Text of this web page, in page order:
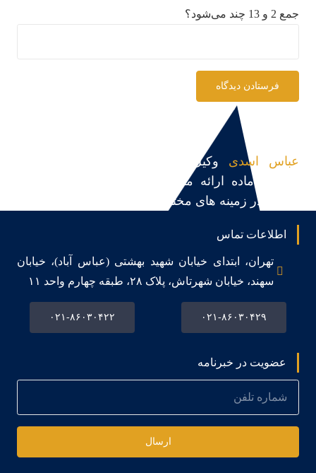
جمع 2 و 13 چند می‌شود؟
فرستادن دیدگاه
عباس اسدی وکیل پایه یک دادگستری و مشاور
حقوقی،آماده ارائه مشاوره حقوقی، قبول و پیگیری
پرونده در زمینه های مختلف می باشد.
اطلاعات تماس
تهران، ابتدای خیابان شهید بهشتی (عباس آباد)، خیابان
سهند، خیابان شهرتاش، پلاک ۲۸، طبقه چهارم واحد ۱۱
۰۲۱-۸۶۰۳۰۴۲۹ ۰۲۱-۸۶۰۳۰۴۲۲
عضویت در خبرنامه
ارسال